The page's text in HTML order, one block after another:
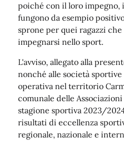
poiché con il loro impegno,
fungono da esempio
sprone per quei ragazzi
impegnarsi nello sport.
L'avviso, allegato alla
nonché alle società
operativa nel territorio
comunale delle
stagione sportiva 2023/
risultati di eccellenza
regionale, nazionale e